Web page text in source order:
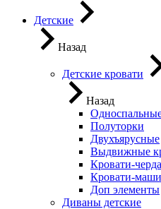
Детские
Назад
Детские кровати
Назад
Полуторки
Двухъярусные
Выдвижные
Кровати-
Кровати-
Доп элементы
Диваны детские